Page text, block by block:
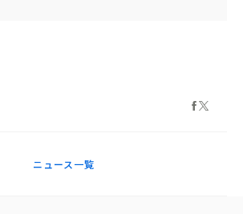
ニュース一覧